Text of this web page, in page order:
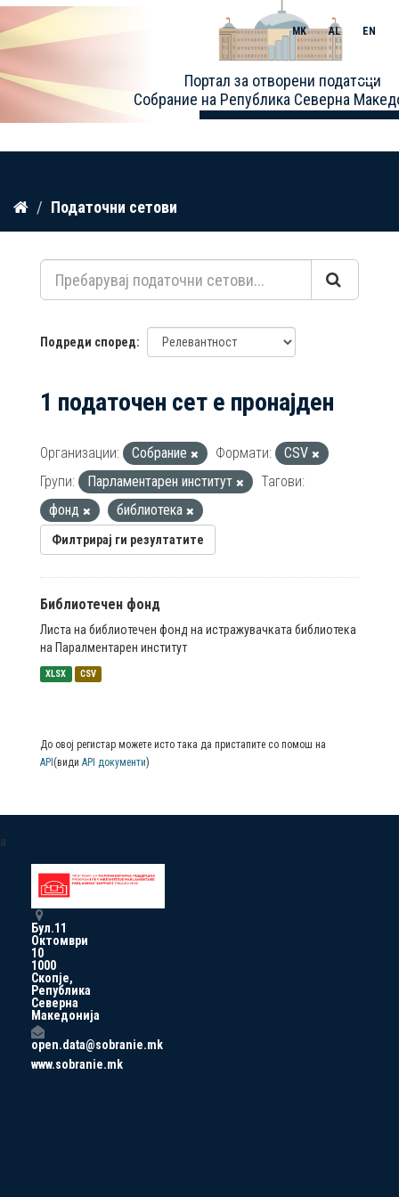
Прескокнете
содржина
Портал за отворени податоци
Собрание на Република Северна
MK AL EN
Toggle
Податочни сетови
Подреди според
1 податочен сет е пронајден
Организации: Собрание Формати:
CSV
Групи:
Парламентарен институт
Тагови:
фонд
библиотека
Филтрирај ги резултатите
Библиотечен фонд
Листа на библиотечен фонд на истражувачката библиотека
на Паралментарен институт
XLSX CSV
До овој регистар можете исто така да пристапите со помош на
API (види API документи)
a
Бул.11
Октомври
10
1000
Скопје,
Република
Северна
Македонија
open.data@sobranie.mk
www.sobranie.mk